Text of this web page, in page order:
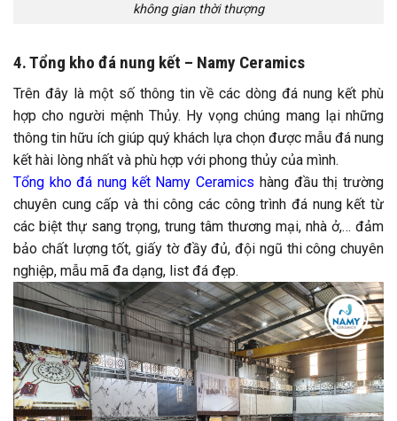
không gian thời thượng
4. Tổng kho đá nung kết – Namy Ceramics
Trên đây là một số thông tin về các dòng đá nung kết phù
hợp cho người mệnh Thủy. Hy vọng chúng mang lại những
thông tin hữu ích giúp quý khách lựa chọn được mẫu đá nung
kết hài lòng nhất và phù hợp với phong thủy của mình.
Tổng kho đá nung kết Namy Ceramics hàng đầu thị trường
chuyên cung cấp và thi công các công trình đá nung kết từ
các biệt thự sang trọng, trung tâm thương mại, nhà ở,… đảm
bảo chất lượng tốt, giấy tờ đầy đủ, đội ngũ thi công chuyên
nghiệp, mẫu mã đa dạng, list đá đẹp.